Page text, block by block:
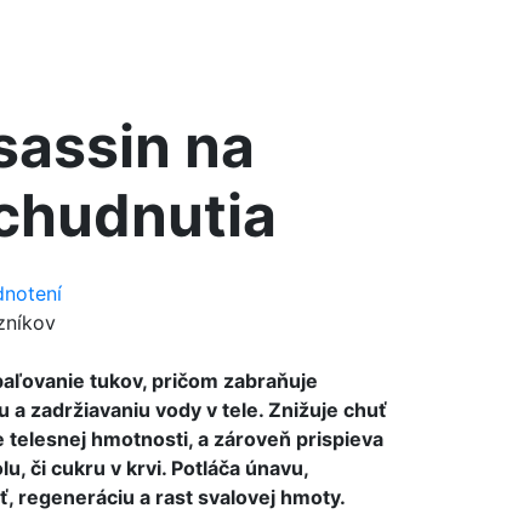
na
tukov, pričom zabraňuje
a zadržiavaniu vody v tele. Znižuje chuť
telesnej hmotnosti, a zároveň prispieva
či cukru v krvi. Potláča únavu,
regeneráciu a rast svalovej hmoty.